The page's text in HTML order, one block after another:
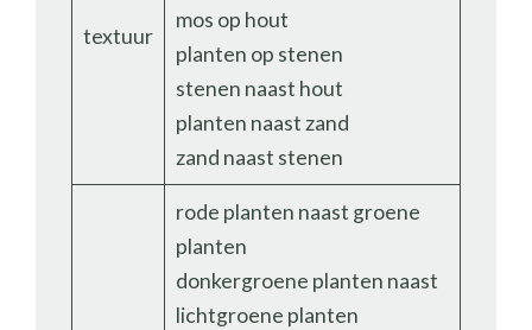
textuur
mos op hout
planten op stenen
stenen naast hout
planten naast zand
zand naast stenen
rode planten naast groene
planten
donkergroene planten naast
lichtgroene planten